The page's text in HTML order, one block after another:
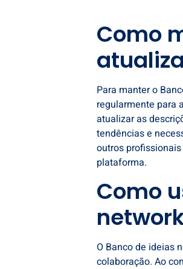
Como
Para manter o
regularmente para
atualizar as
tendências e
outros
plataforma.
Como
O Banco de ideias
colaboração. Ao